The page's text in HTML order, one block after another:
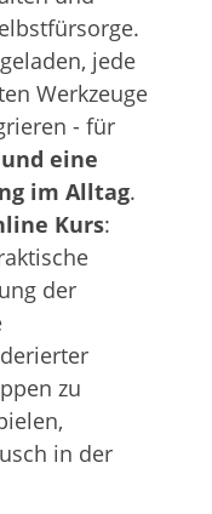
jede
Werkzeuge
- für
eine
im Alltag.
Kurs:
der
zu
in der